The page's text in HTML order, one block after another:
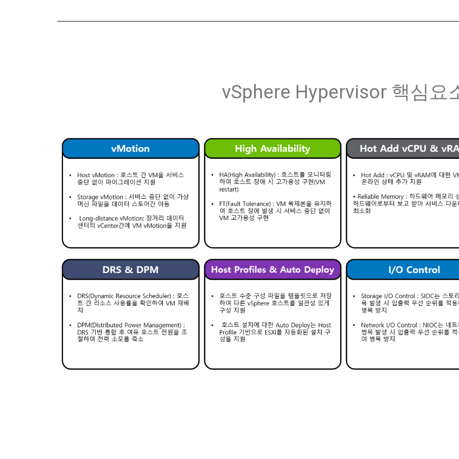
vSphere Hypervisor 핵심요